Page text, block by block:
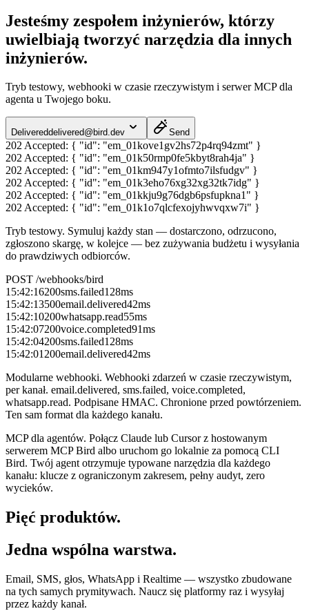
Jesteśmy zespołem inżynierów, którzy
uwielbiają tworzyć narzędzia dla innych
inżynierów.
Tryb testowy, webhooki w czasie rzeczywistym i serwer MCP dla
agenta u Twojego boku.
Delivereddelivered@bird.dev Send
202 Accepted: { "id": "em_01kove1gv2hs72p4rq94zmt" }
202 Accepted: { "id": "em_01k50rmp0fe5kbyt8rah4ja" }
202 Accepted: { "id": "em_01km947y1ofmto7ilsfudgv" }
202 Accepted: { "id": "em_01k3eho76xg32xg32tk7idg" }
202 Accepted: { "id": "em_01kkju9g76dgb6psfupkna1" }
202 Accepted: { "id": "em_01k1o7qlcfexojyhwvqxw7i" }
Tryb testowy. Symuluj każdy stan — dostarczono, odrzucono,
zgłoszono skargę, w kolejce — bez zużywania budżetu i wysyłania
do prawdziwych odbiorców.
POST /webhooks/bird
15:42:16200sms.failed128ms
15:42:13500email.delivered42ms
15:42:10200whatsapp.read55ms
15:42:07200voice.completed91ms
15:42:04200sms.failed128ms
15:42:01200email.delivered42ms
Modularne webhooki. Webhooki zdarzeń w czasie rzeczywistym,
per kanał. email.delivered, sms.failed, voice.completed,
whatsapp.read. Podpisane HMAC. Chronione przed powtórzeniem.
Ten sam format dla każdego kanału.
MCP dla agentów. Połącz Claude lub Cursor z hostowanym
serwerem MCP Bird albo uruchom go lokalnie za pomocą CLI
Bird. Twój agent otrzymuje typowane narzędzia dla każdego
kanału: klucze z ograniczonym zakresem, pełny audyt, zero
wycieków.
Pięć produktów.
Jedna wspólna warstwa.
Email, SMS, głos, WhatsApp i Realtime — wszystko zbudowane
na tych samych prymitywach. Naucz się platformy raz i wysyłaj
przez każdy kanał.